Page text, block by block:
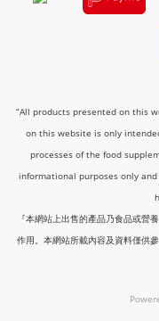
“All products presented on this
on this website is only
processes of the food
informational purposes only
『本網站上出售的產品乃食品或營
作用。本網站所載內容及資料僅供